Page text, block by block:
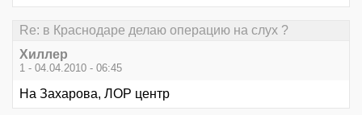
Re: в Краснодаре делаю операцию на слух ?
Хиллер
1 - 04.04.2010 - 06:45
На Захарова, ЛОР центр